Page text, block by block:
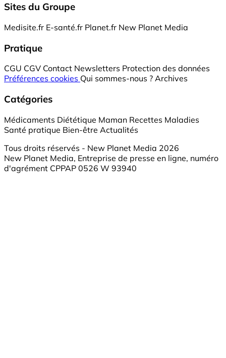
Sites du Groupe
Medisite.fr E-santé.fr Planet.fr New Planet Media
Pratique
CGU CGV Contact Newsletters Protection des données
Préférences cookies Qui sommes-nous ? Archives
Catégories
Médicaments Diététique Maman Recettes Maladies
Santé pratique Bien-être Actualités
Tous droits réservés - New Planet Media 2026
New Planet Media, Entreprise de presse en ligne, numéro
d'agrément CPPAP 0526 W 93940